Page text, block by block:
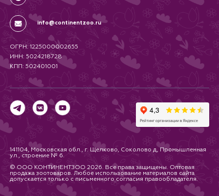
info@continentzoo.ru
ОГРН: 1225000002655
ИНН: 5024218728
КПП: 502401001
141104, Московская обл., г. Щелково, Соколово д, Промышленная
ул., строение № 6.
© ООО КОНТИНЕНТЗОО 2026. Все права защищены. Оптовая
продажа зоотоваров. Любое использование материалов сайта
допускается только с письменного согласия правообладателя.